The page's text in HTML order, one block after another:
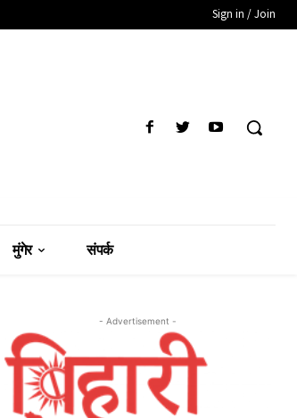
Sign in / Join
मुंगेर संपर्क
- Advertisement -